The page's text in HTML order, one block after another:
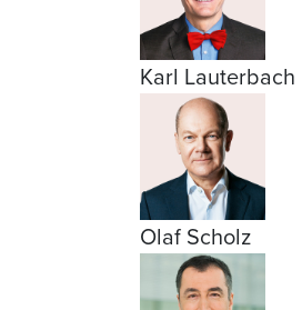
Karl Lauterbach
Olaf Scholz